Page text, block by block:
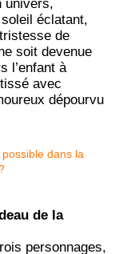
univers,
éclatant,
de
soit devenue
l’enfant à
avec
dépourvu
de la
personnages,